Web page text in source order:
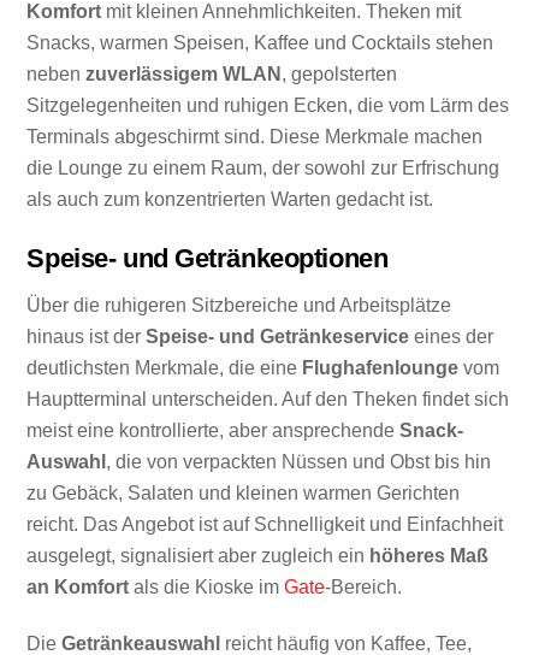
Komfort mit kleinen Annehmlichkeiten. Theken mit
Snacks, warmen Speisen, Kaffee und Cocktails stehen
nebenzuverlässigem WLAN , gepolsterten
Sitzgelegenheiten und ruhigen Ecken, die vom Lärm des
Terminals abgeschirmt sind. Diese Merkmale machen
die Lounge zu einem Raum, der sowohl zur Erfrischung
als auch zum konzentrierten Warten gedacht ist.
Speise- und Getränkeoptionen
Über die ruhigeren Sitzbereiche und Arbeitsplätze
hinaus ist derSpeise- und Getränkeservice eines der
deutlichsten Merkmale, die eine Flughafenlounge vom
Hauptterminal unterscheiden. Auf den Theken findet sich
meist eine kontrollierte, aber ansprechendeSnack-
Auswahl , die von verpackten Nüssen und Obst bis hin
zu Gebäck, Salaten und kleinen warmen Gerichten
reicht. Das Angebot ist auf Schnelligkeit und Einfachheit
ausgelegt, signalisiert aber zugleich ein höheres Maß
an Komfort als die Kioske imGate-Bereich.
DieGetränkeauswahl reicht häufig von Kaffee, Tee,